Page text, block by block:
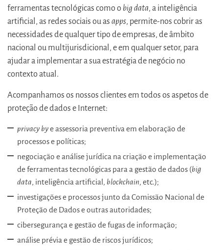
ferramentas tecnológicas como o big data, a inteligência
artificial, as redes sociais ou as apps, permite-nos cobrir as
necessidades de qualquer tipo de empresas, de âmbito
nacional ou multijurisdicional, e em qualquer setor, para
ajudar a implementar a sua estratégia de negócio no
contexto atual.
Acompanhamos os nossos clientes em todos os aspetos de
proteção de dados e Internet:
privacy bye assessoria preventiva em elaboração de
processos e políticas;
negociação e análise jurídica na criação e implementação
de ferramentas tecnológicas para a gestão de dados (big
data, inteligência artificial, blockchain, etc.);
investigações e processos junto da Comissão Nacional de
Proteção de Dados e outras autoridades;
cibersegurança e gestão de fugas de informação;
análise prévia e gestão de riscos jurídicos;